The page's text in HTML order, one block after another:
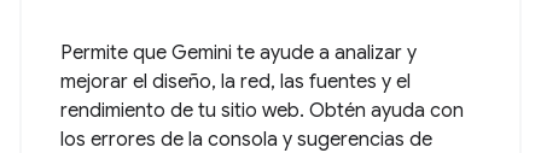
Permite que Gemini te ayude a analizar y
mejorar el diseño, la red, las fuentes y el
rendimiento de tu sitio web. Obtén ayuda con
los errores de la consola y sugerencias de